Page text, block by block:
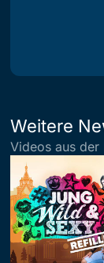
Weitere
Videos aus der